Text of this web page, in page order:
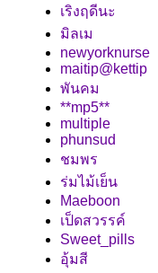
เริงฤดีนะ
มิลเม
newyorknurse
maitip@kettip
พันคม
**mp5**
multiple
phunsud
ชมพร
ร่มไม้เย็น
Maeboon
เป็ดสวรรค์
Sweet_pills
อุ้มสี